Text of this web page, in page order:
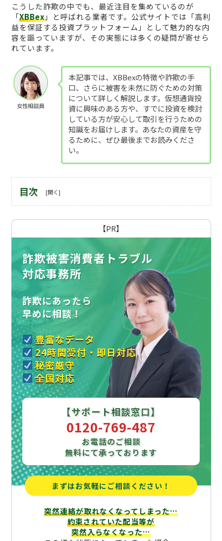
こうした詐欺の中でも、最近注目を集めているのが
「XBBex」と呼ばれる業者です。公式サイトでは「高利
益を保証する投資プラットフォーム」として魅力的な内
容を謳っていますが、その実態には多くの疑問が寄せら
れています。
女性相談員
本記事では、XBBexの特徴や詐欺の手
口、さらに被害を未然に防ぐための対策
について詳しく解説します。仮想通貨投
資に興味のある方や、すでに投資を検討
している方が安心して取引を行うための
知識をお届けします。あなたの資産を守
るために、ぜひ最後までお読みくださ
い。
目次
【PR】
詐欺被害消費者トラブル
対応事務所
詐欺にあったら
早めに相談！
豊富なデータ
24時間受付・即日対応
秘密厳守
全国対応
【サポート相談窓口】
0120-769-487
お電話のご相談
無料にて承っております
まずはお気軽にご相談ください！
突然連絡が取れなくなってしまった…
約束されていた配当等が
突然入らなくなった…